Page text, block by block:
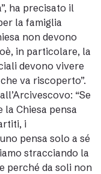
ha precisato il
la famiglia
non devono
in particolare, la
devono vivere
va riscoperto”.
“Se
la Chiesa pensa
i
pensa solo a sé
stracciando la
perché da soli non